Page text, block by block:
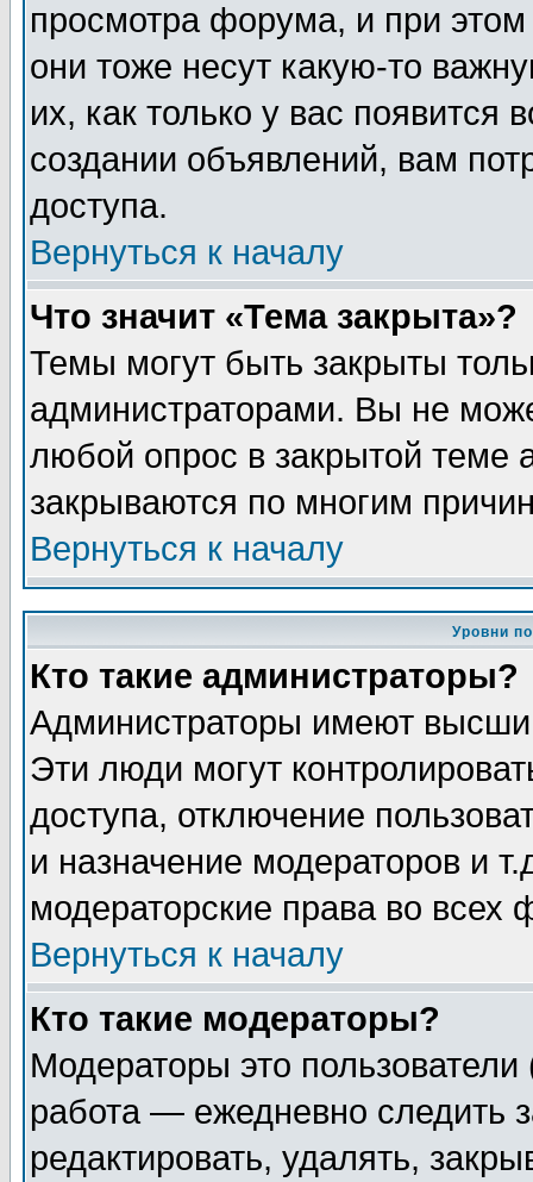
просмотра форума, и при
они тоже несут какую-то
их, как только у вас появится
создании объявлений, вам
доступа.
Вернуться к началу
Что значит «Тема закрыта»?
Темы могут быть закрыты
администраторами. Вы не
любой опрос в закрытой теме
закрываются по многим
Вернуться к началу
Уровни
Кто такие администраторы?
Администраторы имеют
Эти люди могут
доступа, отключение
и назначение модераторов и
модераторские права во всех
Вернуться к началу
Кто такие модераторы?
Модераторы это
работа — ежедневно следить
редактировать, удалять,